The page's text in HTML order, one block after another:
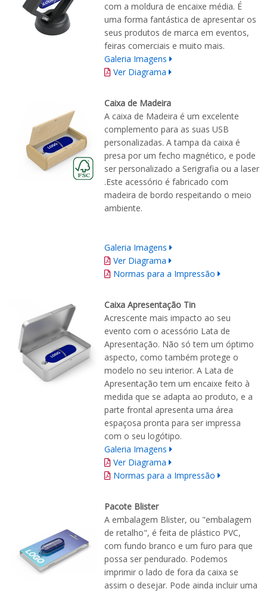
com a moldura de encaixe média. É
uma forma fantástica de apresentar os
seus produtos de marca em eventos,
feiras comerciais e muito mais.
Galeria Imagens
Ver Diagrama
Caixa de Madeira
A caixa de Madeira é um excelente
complemento para as suas USB
personalizadas. A tampa da caixa é
presa por um fecho magnético, e pode
ser personalizado a Serigrafia ou a laser
.Este acessório é fabricado com
madeira de bordo respeitando o meio
ambiente.
Galeria Imagens
Ver Diagrama
Normas para a Impressão
Caixa Apresentação Tin
Acrescente mais impacto ao seu
evento com o acessório Lata de
Apresentação. Não só tem um óptimo
aspecto, como também protege o
modelo no seu interior. A Lata de
Apresentação tem um encaixe feito à
medida que se adapta ao produto, e a
parte frontal apresenta uma área
espaçosa pronta para ser impressa
com o seu logótipo.
Galeria Imagens
Ver Diagrama
Normas para a Impressão
Pacote Blister
A embalagem Blister, ou "embalagem
de retalho", é feita de plástico PVC,
com fundo branco e um furo para que
possa ser pendurado. Podemos
imprimir o lado de fora da caixa se
assim o desejar. Pode ainda incluir uma